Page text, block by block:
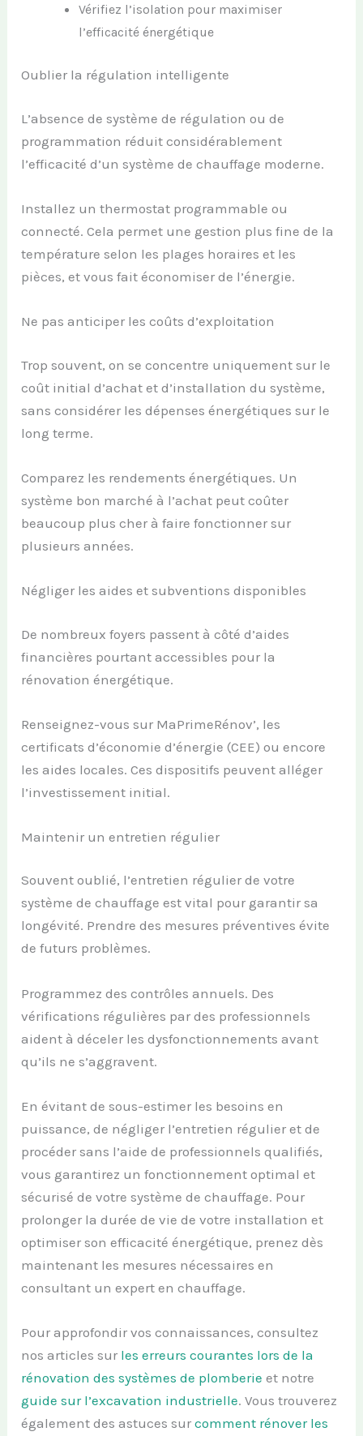
Vérifiez l’isolation pour maximiser
l’efficacité énergétique
Oublier la régulation intelligente
L’absence de système de régulation ou de
programmation réduit considérablement
l’efficacité d’un système de chauffage moderne.
Installez un thermostat programmable ou
connecté. Cela permet une gestion plus fine de la
température selon les plages horaires et les
pièces, et vous fait économiser de l’énergie.
Ne pas anticiper les coûts d’exploitation
Trop souvent, on se concentre uniquement sur le
coût initial d’achat et d’installation du système,
sans considérer les dépenses énergétiques sur le
long terme.
Comparez les rendements énergétiques. Un
système bon marché à l’achat peut coûter
beaucoup plus cher à faire fonctionner sur
plusieurs années.
Négliger les aides et subventions disponibles
De nombreux foyers passent à côté d’aides
financières pourtant accessibles pour la
rénovation énergétique.
Renseignez-vous sur MaPrimeRénov’, les
certificats d’économie d’énergie (CEE) ou encore
les aides locales. Ces dispositifs peuvent alléger
l’investissement initial.
Maintenir un entretien régulier
Souvent oublié, l’entretien régulier de votre
système de chauffage est vital pour garantir sa
longévité. Prendre des mesures préventives évite
de futurs problèmes.
Programmez des contrôles annuels. Des
vérifications régulières par des professionnels
aident à déceler les dysfonctionnements avant
qu’ils ne s’aggravent.
En évitant de sous-estimer les besoins en
puissance, de négliger l’entretien régulier et de
procéder sans l’aide de professionnels qualifiés,
vous garantirez un fonctionnement optimal et
sécurisé de votre système de chauffage. Pour
prolonger la durée de vie de votre installation et
optimiser son efficacité énergétique, prenez dès
maintenant les mesures nécessaires en
consultant un expert en chauffage.
Pour approfondir vos connaissances, consultez
nos articles sur les erreurs courantes lors de la
rénovation des systèmes de plomberie et notre
guide sur l’excavation industrielle. Vous trouverez
également des astuces surcomment rénover les